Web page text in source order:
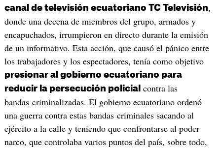
canal de televisión ecuatoriano TC Televisión,
donde una decena de miembros del grupo, armados y
encapuchados, irrumpieron en directo durante la emisión
de un informativo. Esta acción, que causó el pánico entre
los trabajadores y los espectadores, tenía como objetivo
presionar al gobierno ecuatoriano para
reducir la persecución policial contra las
bandas criminalizadas. El gobierno ecuatoriano ordenó
una guerra contra estas bandas criminales sacando al
ejército a la calle y teniendo que confrontarse al poder
narco, que controlaba varios puntos del país, sobre todo,